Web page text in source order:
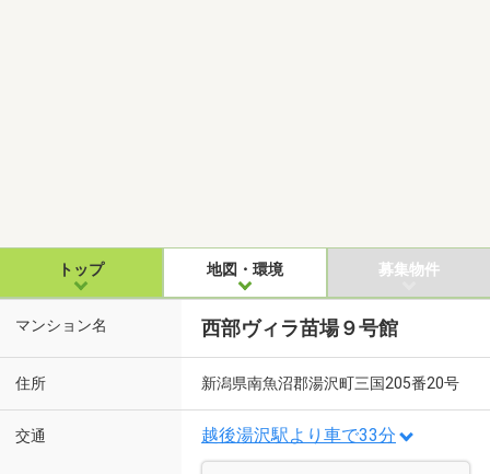
トップ 地図・環境 募集物件
マンション名 西部ヴィラ苗場９号館
住所 新潟県南魚沼郡湯沢町三国205番20号
交通 越後湯沢駅より車で33分